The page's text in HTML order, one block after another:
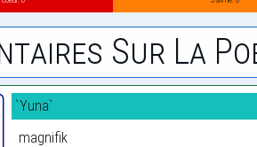
Sur La
`Yuna`
magnifik